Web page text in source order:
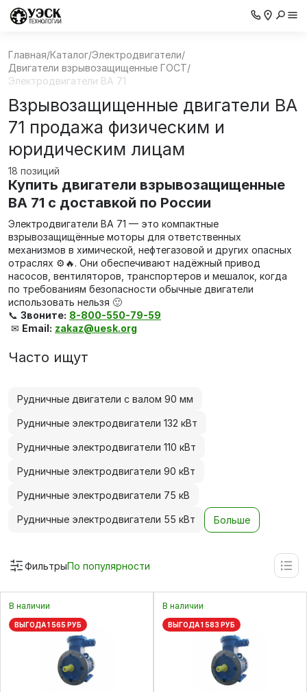
Главная/Каталог/Электродвигатели/
Двигатели взрывозащищенные ГОСТ/
Электродвигатели ВА 71
Взрывозащищенные двигатели ВА
71 продажа физическим и
юридическим лицам
18 позиций
Купить двигатели взрывозащищенные
ВА 71 с доставкой по России
Электродвигатели ВА 71 — это компактные
взрывозащищённые моторы для ответственных
механизмов в химической, нефтегазовой и других опасных
отраслях ⚙️🔥. Они обеспечивают надёжный привод
насосов, вентиляторов, транспортеров и мешалок, когда
по требованиям безопасности обычные двигатели
использовать нельзя 🙂
📞 Звоните: 8-800-550-79-59
✉ Email: zakaz@uesk.org
Часто ищут
Рудничные двигатели с валом 90 мм
Рудничные электродвигатели 132 кВт
Рудничные электродвигатели 110 кВт
Рудничные электродвигатели 90 кВт
Рудничные электродвигатели 75 кВ
Рудничные электродвигатели 55 кВт Больше
ФильтрыПо популярности
В наличии
ВЫГОДА 1 565 РУБ
В наличии
ВЫГОДА 1 583 РУБ